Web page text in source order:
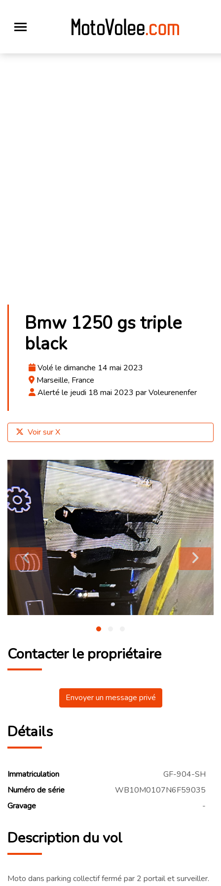
Bmw 1250 gs triple
black
Volé le dimanche 14 mai 2023
Marseille, France
Alerté le jeudi 18 mai 2023 par Voleurenenfer
Voir sur X
Contacter le propriétaire
Envoyer un message privé
Détails
Immatriculation
GF-904-SH
Numéro de série
WB10M0107N6F59035
Gravage
-
Description du vol
Moto dans parking collectif fermé par 2 portail et surveiller.